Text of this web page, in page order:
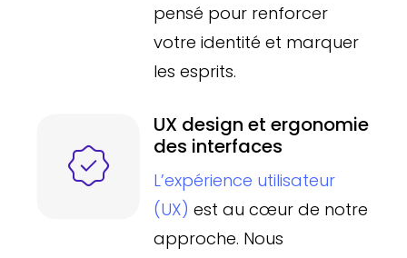
pensé pour renforcer
votre identité et marquer
les esprits.
UX design et ergonomie
des interfaces
L’expérience utilisateur
(UX) est au cœur de notre
approche. Nous